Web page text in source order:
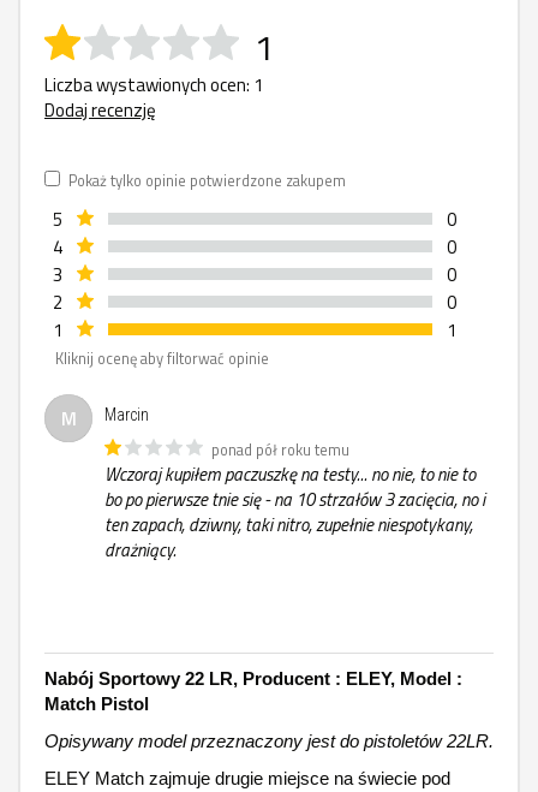
1
Liczba wystawionych ocen: 1
Dodaj recenzję
Pokaż tylko opinie potwierdzone zakupem
5
0
4
0
3
0
2
0
1
1
Kliknij ocenę aby filtorwać opinie
M Marcin
ponad pół roku temu
Wczoraj kupiłem paczuszkę na testy... no nie, to nie to
bo po pierwsze tnie się - na 10 strzałów 3 zacięcia, no i
ten zapach, dziwny, taki nitro, zupełnie niespotykany,
drażniący.
Nabój Sportowy 22 LR, Producent : ELEY, Model :
Match Pistol
Opisywany model przeznaczony jest do pistoletów 22LR.
ELEY Match zajmuje drugie miejsce na świecie pod